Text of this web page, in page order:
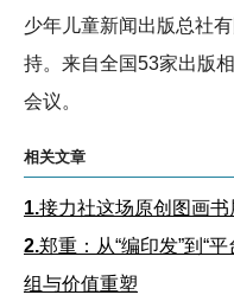
少年儿童新闻出版总社
持。来自全国53家出版
会议。
相关文章
1.接力社这场原创图画
2.郑重：从“编印发”到“
组与价值重塑